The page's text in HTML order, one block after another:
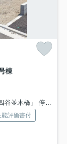
棟
木橋」 停歩2分
評価書付